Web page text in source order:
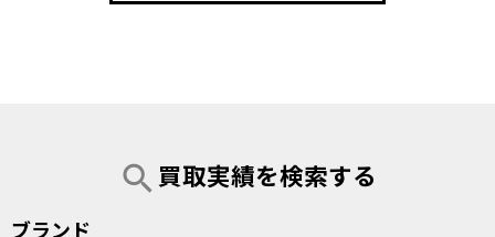
search 買取実績を検索する
ブランド